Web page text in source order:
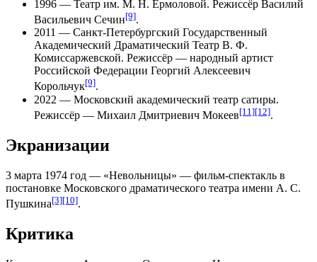
1996 — Театр им. М. Н. Ермоловой. Режиссёр Василий
Васильевич Сечин[9].
2011 — Санкт-Петербургский Государственный
Академический Драматический Театр В. Ф.
Комиссаржевской. Режиссёр — народный артист
Российской Федерации Георгий Алексеевич
Корольчук[9].
2022 — Московский академический театр сатиры.
Режиссёр — Михаил Дмитриевич Мокеев[11][12].
Экранизации
3 марта 1974 год — «Невольницы» — фильм-спектакль в
постановке Московского драматического театра имени А. С.
Пушкина[3][10].
Критика